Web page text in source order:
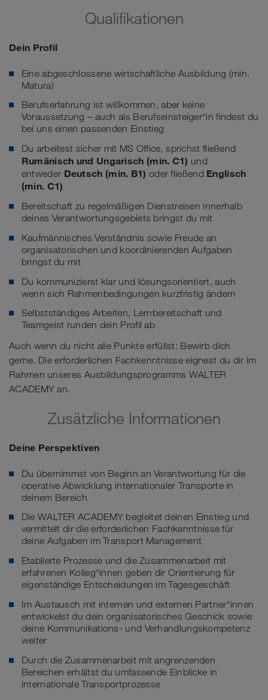
Qualifikationen
Dein Profil
Eine abgeschlossene wirtschaftliche Ausbildung (min.
Matura)
Berufserfahrung ist willkommen, aber keine
Voraussetzung – auch als Berufseinsteiger*in findest du
bei uns einen passenden Einstieg
Du arbeitest sicher mit MS Office, sprichst fließend
Rumänisch und Ungarisch (min. C1) und
entweder Deutsch (min. B1) oder fließend Englisch
(min. C1)
Bereitschaft zu regelmäßigen Dienstreisen innerhalb
deines Verantwortungsgebiets bringst du mit
Kaufmännisches Verständnis sowie Freude an
organisatorischen und koordinierenden Aufgaben
bringst du mit
Du kommunizierst klar und lösungsorientiert, auch
wenn sich Rahmenbedingungen kurzfristig ändern
Selbstständiges Arbeiten, Lernbereitschaft und
Teamgeist runden dein Profil ab
Auch wenn du nicht alle Punkte erfüllst: Bewirb dich
gerne. Die erforderlichen Fachkenntnisse eignest du dir im
Rahmen unseres Ausbildungsprogramms WALTER
ACADEMY an.
Zusätzliche Informationen
Deine Perspektiven
Du übernimmst von Beginn an Verantwortung für die
operative Abwicklung internationaler Transporte in
deinem Bereich
Die WALTER ACADEMY begleitet deinen Einstieg und
vermittelt dir die erforderlichen Fachkenntnisse für
deine Aufgaben im Transport Management
Etablierte Prozesse und die Zusammenarbeit mit
erfahrenen Kolleg*innen geben dir Orientierung für
eigenständige Entscheidungen im Tagesgeschäft
Im Austausch mit internen und externen Partner*innen
entwickelst du dein organisatorisches Geschick sowie
deine Kommunikations- und Verhandlungskompetenz
weiter
Durch die Zusammenarbeit mit angrenzenden
Bereichen erhältst du umfassende Einblicke in
internationale Transportprozesse